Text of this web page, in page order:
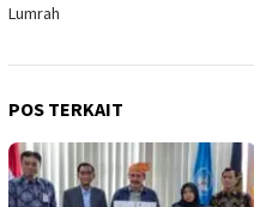
Lumrah
POS TERKAIT